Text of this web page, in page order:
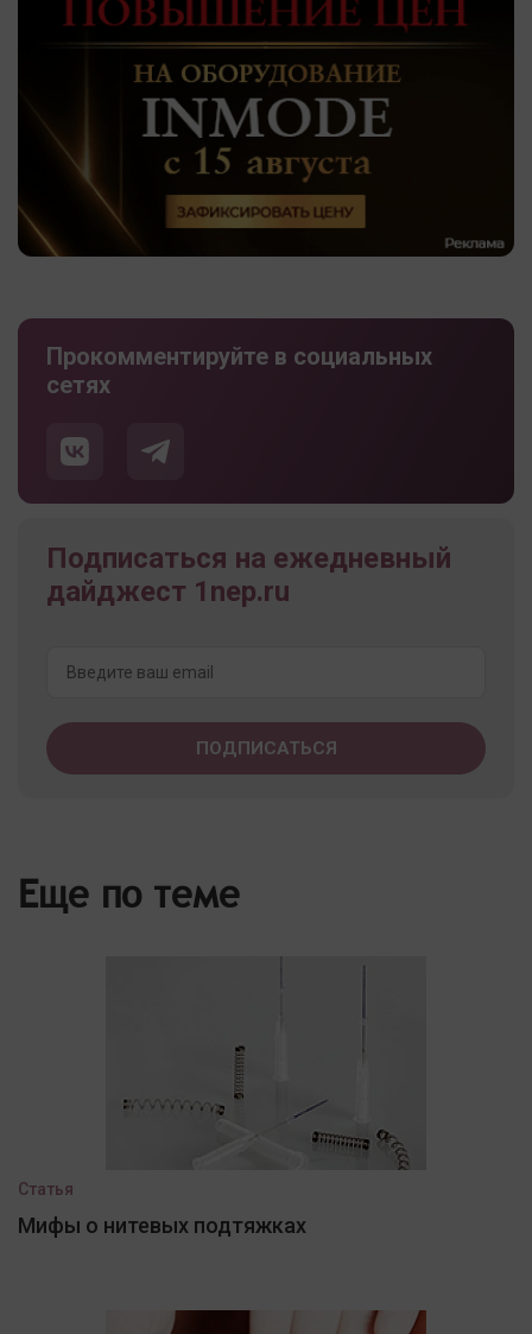
Прокомментируйте в социальных
сетях
Подписаться на ежедневный
дайджест 1nep.ru
Еще по теме
Статья
Мифы о нитевых подтяжках